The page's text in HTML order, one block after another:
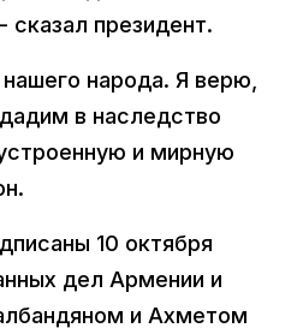
президент.
народа. Я верю,
в наследство
и мирную
10 октября
дел Армении и
и Ахметом